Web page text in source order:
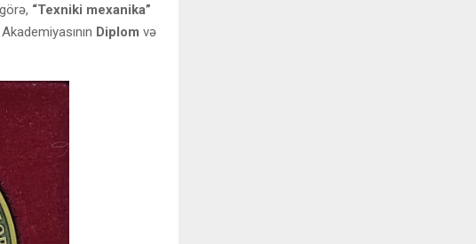
“Texniki mexanika”
Diplom və